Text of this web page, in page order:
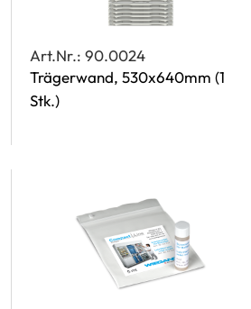
Art.Nr.: 90.0024
Trägerwand, 530x640mm(1
Stk.)